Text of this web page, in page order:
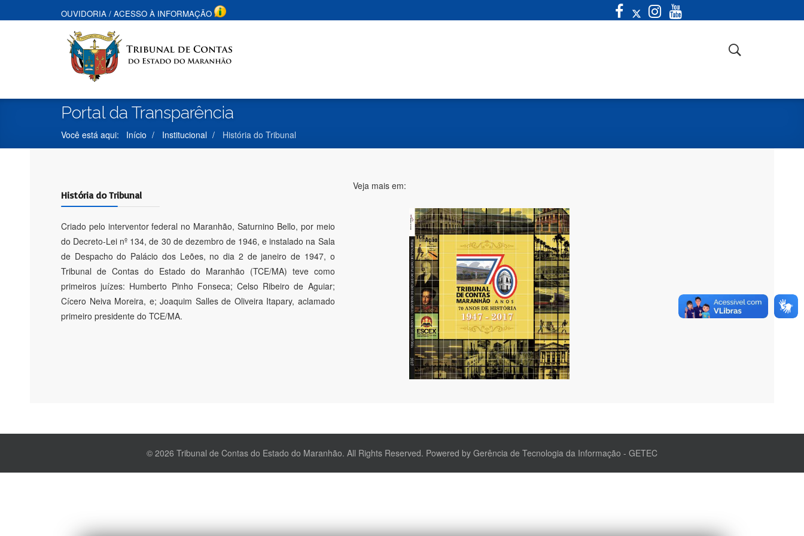
OUVIDORIA / ACESSO À INFORMAÇÃO
Portal da Transparência
Você está aqui: Início Institucional História do Tribunal
História do Tribunal
Criado pelo interventor federal no Maranhão, Saturnino Bello, por meio
do Decreto-Lei nº 134, de 30 de dezembro de 1946, e instalado na Sala
de Despacho do Palácio dos Leões, no dia 2 de janeiro de 1947, o
Tribunal de Contas do Estado do Maranhão (TCE/MA) teve como
primeiros juízes: Humberto Pinho Fonseca; Celso Ribeiro de Aguiar;
Cícero Neiva Moreira, e; Joaquim Salles de Oliveira Itapary, aclamado
primeiro presidente do TCE/MA.
Veja mais em:
© 2026 Tribunal de Contas do Estado do Maranhão. All Rights Reserved. Powered by Gerência de Tecnologia da Informação - GETEC